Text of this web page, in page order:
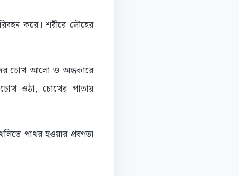
করে। শরীরে লৌহের
চোখ আলো ও অন্ধকারে
ওঠা, চোখের পাতায়
পাথর হওয়ার প্রবণতা